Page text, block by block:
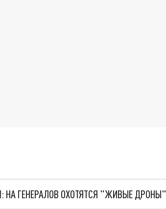
НА ГЕНЕРАЛОВ ОХОТЯТСЯ "ЖИВЫЕ ДРОНЫ"